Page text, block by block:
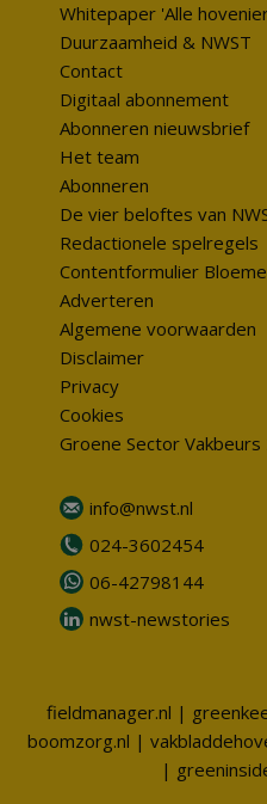
Whitepaper 'Alle
Duurzaamheid & NWST
Contact
Digitaal abonnement
Abonneren nieuwsbrief
Het team
Abonneren
De vier beloftes van
Redactionele spelregels
Contentformulier
Adverteren
Algemene voorwaarden
Disclaimer
Privacy
Cookies
Groene Sector Vakbeurs
info@nwst.nl
024-3602454
06-42798144
nwst-newstories
fieldmanager.nl |
boomzorg.nl |
|